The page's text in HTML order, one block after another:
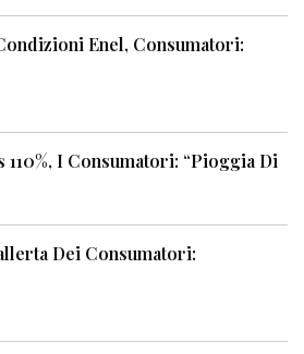
Enel, Consumatori:
110%, I Consumatori: “Pioggia Di
Dei Consumatori: